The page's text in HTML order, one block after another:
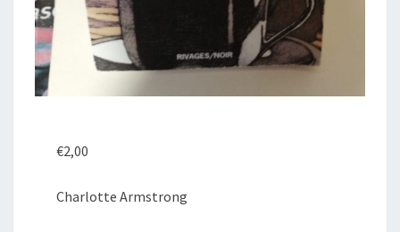
€2,00
Charlotte Armstrong